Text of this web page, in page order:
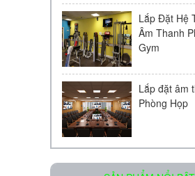
Lắp Đặt Hệ
Âm Thanh
Gym
Lắp đặt âm
Phòng Họp
Loa âm trần OBT-511